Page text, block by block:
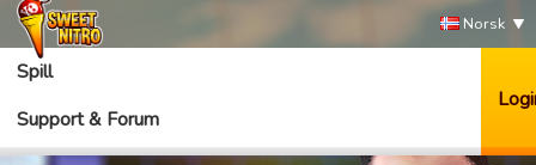
Norsk
Spill
Support & Forum